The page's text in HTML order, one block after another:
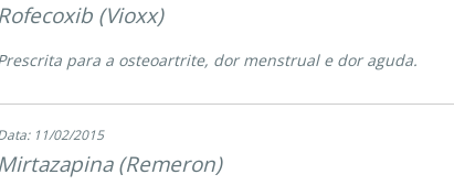
Rofecoxib (Vioxx)
para a osteoartrite, dor menstrual e dor aguda.
11/02/2015
Mirtazapina (Remeron)